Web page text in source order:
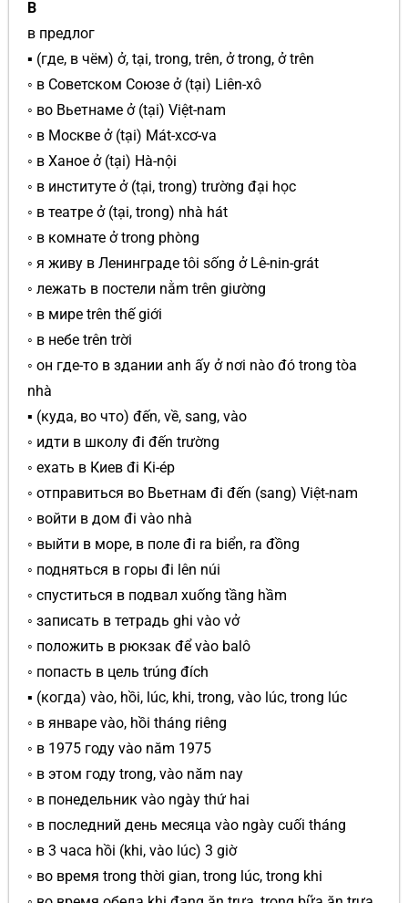
В
в предлог
▪ (где, в чём) ở, tại, trong, trên, ở trong, ở trên
◦ в Советском Союзе ở (tại) Liên-xô
◦ во Вьетнаме ở (tại) Việt-nam
◦ в Москве ở (tại) Mát-xcơ-va
◦ в Ханое ở (tại) Hà-nội
◦ в институте ở (tại, trong) trường đại học
◦ в театре ở (tại, trong) nhà hát
◦ в комнате ở trong phòng
◦ я живу в Ленинграде tôi sống ở Lê-nin-grát
◦ лежать в постели nằm trên giường
◦ в мире trên thế giới
◦ в небе trên trời
◦ он где-то в здании anh ấy ở nơi nào đó trong tòa
nhà
▪ (куда, во что) đến, về, sang, vào
◦ идти в школу đi đến trường
◦ ехать в Киев đi Ki-ép
◦ отправиться во Вьетнам đi đến (sang) Việt-nam
◦ войти в дом đi vào nhà
◦ выйти в море, в поле đi ra biển, ra đồng
◦ подняться в горы đi lên núi
◦ спуститься в подвал xuống tầng hầm
◦ записать в тетрадь ghi vào vở
◦ положить в рюкзак để vào balô
◦ попасть в цель trúng đích
▪ (когда) vào, hồi, lúc, khi, trong, vào lúc, trong lúc
◦ в январе vào, hồi tháng riêng
◦ в 1975 году vào năm 1975
◦ в этом году trong, vào năm nay
◦ в понедельник vào ngày thứ hai
◦ в последний день месяца vào ngày cuối tháng
◦ в 3 часа hồi (khi, vào lúc) 3 giờ
◦ во время trong thời gian, trong lúc, trong khi